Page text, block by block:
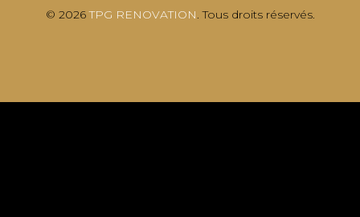
© 2026TPG RENOVATION. Tous droits réservés.